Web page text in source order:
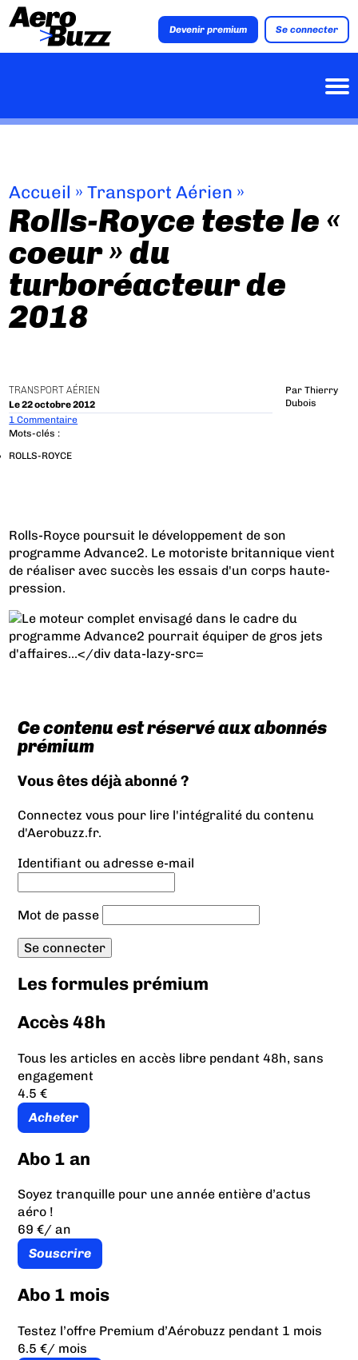
Devenir premium Se connecter
Accueil »Transport Aérien »
Rolls-Royce teste le «
coeur » du
turboréacteur de
2018
TRANSPORT AÉRIEN
Le 22 octobre 2012
Par Thierry
Dubois
1 Commentaire
Mots-clés :
ROLLS-ROYCE
Rolls-Royce poursuit le développement de son
programme Advance2. Le motoriste britannique vient
de réaliser avec succès les essais d'un corps haute-
pression.
Ce contenu est réservé aux abonnés
prémium
Vous êtes déjà abonné ?
Connectez vous pour lire l'intégralité du contenu
d'Aerobuzz.fr.
Identifiant ou adresse e-mail
Mot de passe
Les formules prémium
Accès 48h
Tous les articles en accès libre pendant 48h, sans
engagement
4.5 €
Acheter
Abo 1 an
Soyez tranquille pour une année entière d’actus
aéro !
69 €/ an
Souscrire
Abo 1 mois
Testez l’offre Premium d’Aérobuzz pendant 1 mois
6.5 €/ mois